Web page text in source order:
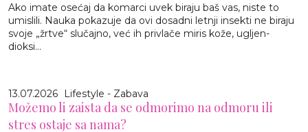
Ako imate osećaj da komarci uvek biraju baš vas, niste to
umislili. Nauka pokazuje da ovi dosadni letnji insekti ne biraju
svoje „žrtve“ slučajno, već ih privlače miris kože, ugljen-
dioksi...
13.07.2026 Lifestyle - Zabava
Možemo li zaista da se odmorimo na odmoru ili
stres ostaje sa nama?